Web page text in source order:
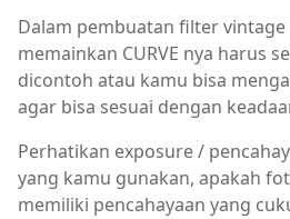
Dalam pembuatan filter
memainkan CURVE nya harus
dicontoh atau kamu bisa
agar bisa sesuai dengan
Perhatikan exposure /
yang kamu gunakan, apakah
memiliki pencahayaan yang